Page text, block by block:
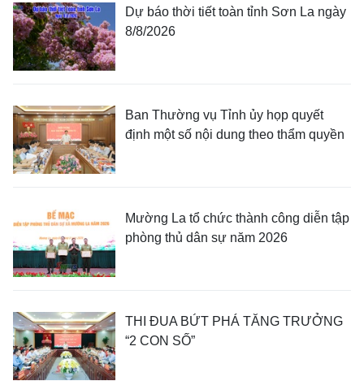
Dự báo thời tiết toàn tỉnh Sơn La ngày
8/8/2026
Ban Thường vụ Tỉnh ủy họp quyết
định một số nội dung theo thẩm quyền
Mường La tổ chức thành công diễn tập
phòng thủ dân sự năm 2026
THI ĐUA BỨT PHÁ TĂNG TRƯỞNG
“2 CON SỐ”